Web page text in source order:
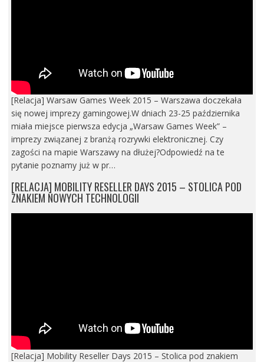
[Relacja] Warsaw Games Week 2015 – Warszawa doczekała
się nowej imprezy gamingowej.W dniach 23-25 października
miała miejsce pierwsza edycja „Warsaw Games Week” –
imprezy związanej z branżą rozrywki elektronicznej. Czy
zagości na mapie Warszawy na dłużej?Odpowiedź na te
pytanie poznamy już w pr…
[RELACJA] MOBILITY RESELLER DAYS 2015 – STOLICA POD
ZNAKIEM NOWYCH TECHNOLOGII
[Relacja] Mobility Reseller Days 2015 – Stolica pod znakiem